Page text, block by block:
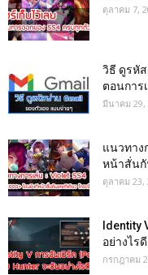
ตุลาคม 7,
วิธี ดูรหั
ตอนการ
มีนาคม 29,
แนวทาง
หน้าสั่นกั
ตุลาคม 23,
Identity
อย่างไร
กรกฎาคม